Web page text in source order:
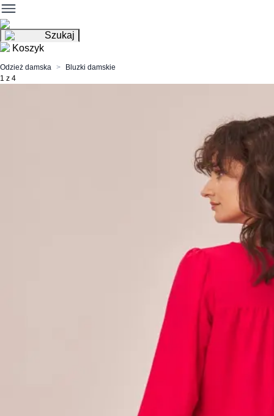
Szukaj
Koszyk
Odzież damska
Bluzki damskie
1 z 4